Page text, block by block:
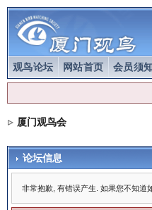
观鸟论坛 网站首页 会员须
厦门观鸟会
论坛信息
非常抱歉, 有错误产生. 如果您不知道